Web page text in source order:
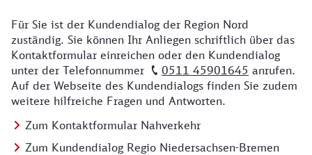
Details zu Kontakt
Für Sie ist der Kundendialog der Region Nord
zuständig. Sie können Ihr Anliegen schriftlich über das
Kontaktformular einreichen oder den Kundendialog
unter der Telefonnummer
0511 45901645 anrufen.
Auf der Webseite des Kundendialogs finden Sie zudem
weitere hilfreiche Fragen und Antworten.
Zum Kontaktformular Nahverkehr
Zum Kundendialog Regio Niedersachsen-Bremen